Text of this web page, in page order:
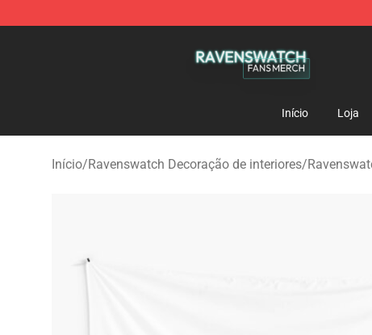
Início Loja
Início/Ravenswatch Decoração de interiores/